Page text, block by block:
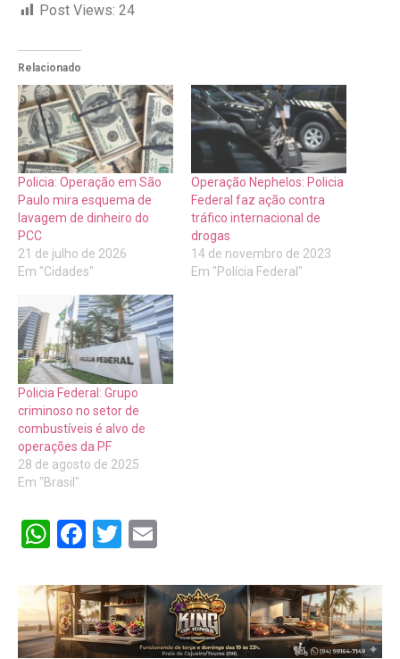
Post Views: 24
Relacionado
Policia: Operação em São
Paulo mira esquema de
lavagem de dinheiro do
PCC
21 de julho de 2026
Em "Cidades"
Operação Nephelos: Policia
Federal faz ação contra
tráfico internacional de
drogas
14 de novembro de 2023
Em "Polícia Federal"
Policia Federal: Grupo
criminoso no setor de
combustíveis é alvo de
operações da PF
28 de agosto de 2025
Em "Brasil"
WhatsApp
Facebook
Twitter